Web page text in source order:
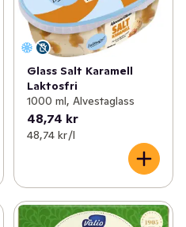
Glass Salt Karamell
Laktosfri
1000 ml, Alvestaglass
48,74 kr
48,74 kr /l